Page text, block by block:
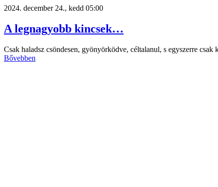
2024. december 24., kedd 05:00
A legnagyobb kincsek…
Csak haladsz csöndesen, gyönyörködve, céltalanul, s egyszerre csak
Bővebben